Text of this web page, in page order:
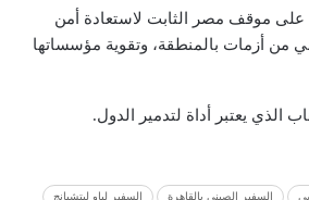
موقف مصر الثابت لاستعادة أمن
من أزمات بالمنطقة، وتقوية مؤسساتها
الذي يعتبر أداة لتدمير الدول.
السفير الصيني بالقاهرة السفير لياو ليتشيانج